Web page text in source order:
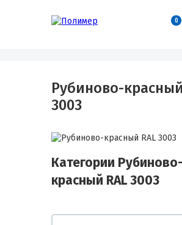
0
Рубиново-
3003
Категории Рубиново-
красный RAL 3003